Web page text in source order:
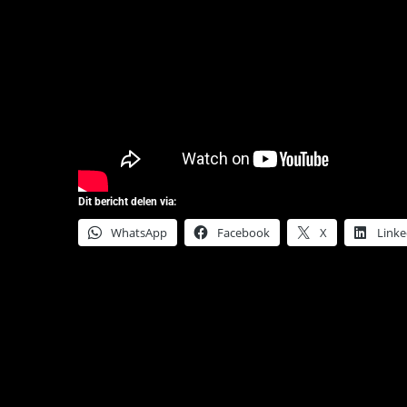
Dit bericht delen via:
WhatsApp Facebook X